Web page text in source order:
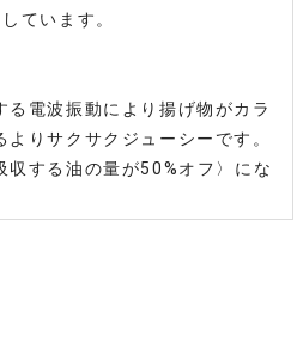
ています。
る電波振動により揚げ物がカラ
りサクサクジューシーです。
する油の量が50%オフ〉にな